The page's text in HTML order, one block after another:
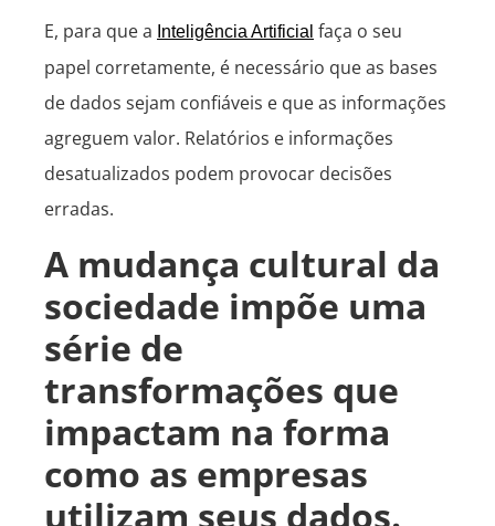
E, para que a Inteligência Artificial faça o seu
papel corretamente, é necessário que as bases
de dados sejam confiáveis e que as informações
agreguem valor. Relatórios e informações
desatualizados podem provocar decisões
erradas.
A mudança cultural da
sociedade impõe uma
série de
transformações que
impactam na forma
como as empresas
utilizam seus dados.